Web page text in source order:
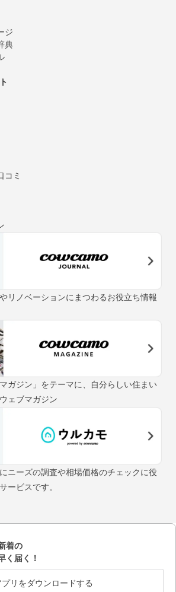
ジ
典
コミ
リノベーションにまつわるお役立ち情報
ガジン」をテーマに、自分らしい住まい
ェブマガジン
ニーズの調査や相場価格のチェックに役
ービスです。
着の
く届く！
プリをダウンロードする